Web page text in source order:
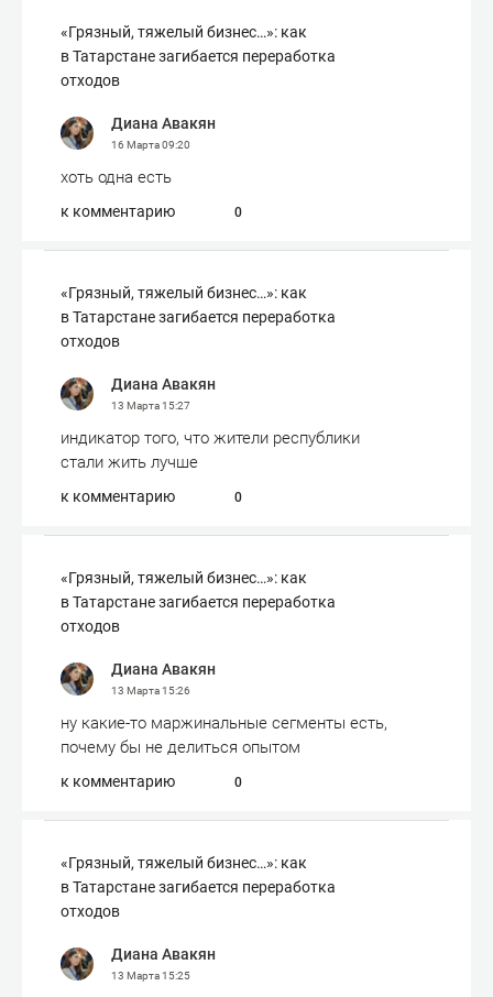
«Грязный, тяжелый бизнес…»: как
в Татарстане загибается переработка
отходов
Диана Авакян
16 Марта09:20
хоть одна есть
к комментарию 0
«Грязный, тяжелый бизнес…»: как
в Татарстане загибается переработка
отходов
Диана Авакян
13 Марта15:27
индикатор того, что жители республики
стали жить лучше
к комментарию 0
«Грязный, тяжелый бизнес…»: как
в Татарстане загибается переработка
отходов
Диана Авакян
13 Марта15:26
ну какие-то маржинальные сегменты есть,
почему бы не делиться опытом
к комментарию 0
«Грязный, тяжелый бизнес…»: как
в Татарстане загибается переработка
отходов
Диана Авакян
13 Марта15:25